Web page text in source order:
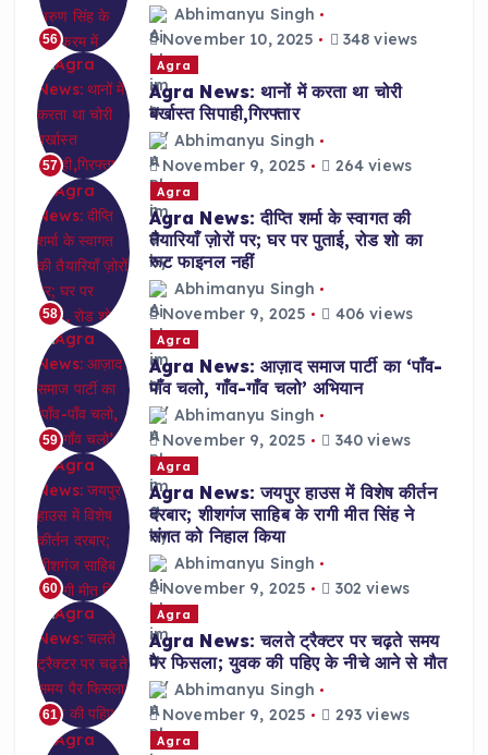
56
Abhimanyu Singh
November 10, 2025
348 views
57
Agra
Agra News: थानों में करता था चोरी
बर्खास्त सिपाही,गिरफ्तार
Abhimanyu Singh
November 9, 2025
264 views
58
Agra
Agra News: दीप्ति शर्मा के स्वागत की
तैयारियाँ ज़ोरों पर; घर पर पुताई, रोड शो का
रूट फाइनल नहीं
Abhimanyu Singh
November 9, 2025
406 views
59
Agra
Agra News: आज़ाद समाज पार्टी का ‘पाँव-
पाँव चलो, गाँव-गाँव चलो’ अभियान
Abhimanyu Singh
November 9, 2025
340 views
60
Agra
Agra News: जयपुर हाउस में विशेष कीर्तन
दरबार; शीशगंज साहिब के रागी मीत सिंह ने
संगत को निहाल किया
Abhimanyu Singh
November 9, 2025
302 views
61
Agra
Agra News: चलते ट्रैक्टर पर चढ़ते समय
पैर फिसला; युवक की पहिए के नीचे आने से मौत
Abhimanyu Singh
November 9, 2025
293 views
Agra